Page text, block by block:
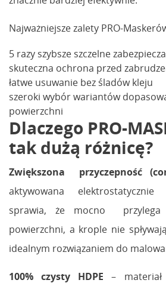
Najważniejsze zalety PRO-
5 razy szybsze szczelne
skuteczna ochrona przed
łatwe usuwanie bez śladów kleju
szeroki wybór wariantów
powierzchni
Dlaczego PRO-
tak dużą różnicę?
Zwiększona przyczepność
aktywowana
sprawia, że mocno przylega
powierzchni, a krople nie
idealnym rozwiązaniem do
100% czysty HDPE–